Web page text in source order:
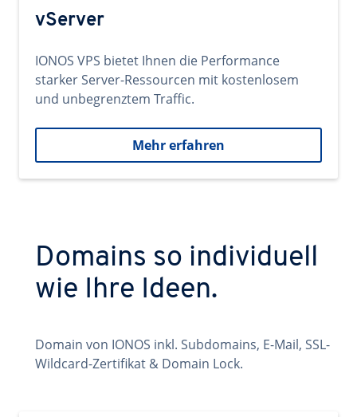
vServer
IONOS VPS bietet Ihnen die Performance
starker Server-Ressourcen mit kostenlosem
und unbegrenztem Traffic.
Mehr erfahren
Domains so individuell
wie Ihre Ideen.
Domain von IONOS inkl. Subdomains, E-Mail, SSL-
Wildcard-Zertifikat & Domain Lock.